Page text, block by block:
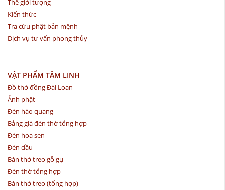
Kiến thức
Tra cứu phật bản mệnh
Dịch vụ tư vấn phong thủy
VẬT PHẨM TÂM LINH
Đồ thờ đồng Đài Loan
Ảnh phật
Đèn hào quang
Bảng giá đèn thờ tổng hợp
Đèn hoa sen
Đèn dầu
Bàn thờ treo gỗ gụ
Đèn thờ tổng hợp
Bàn thờ treo (tổng hợp)